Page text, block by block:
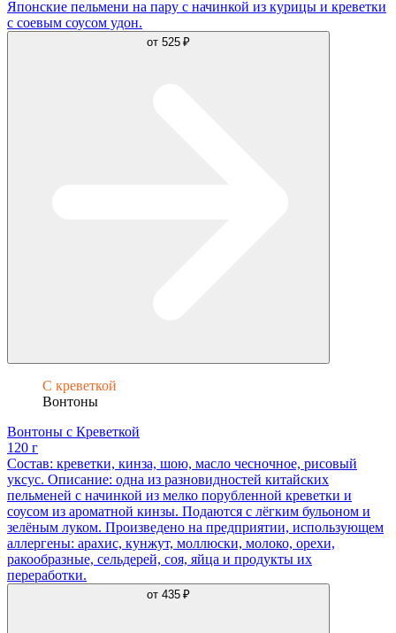
Японские пельмени на пару с начинкой из курицы и креветки
с соевым соусом удон.
от 525 ₽
С креветкой
Вонтоны
Вонтоны с Креветкой
120 г
Состав: креветки, кинза, шою, масло чесночное, рисовый
уксус. Описание: одна из разновидностей китайских
пельменей с начинкой из мелко порубленной креветки и
соусом из ароматной кинзы. Подаются с лёгким бульоном и
зелёным луком. Произведено на предприятии, использующем
аллергены: арахис, кунжут, моллюски, молоко, орехи,
ракообразные, сельдерей, соя, яйца и продукты их
переработки.
от 435 ₽